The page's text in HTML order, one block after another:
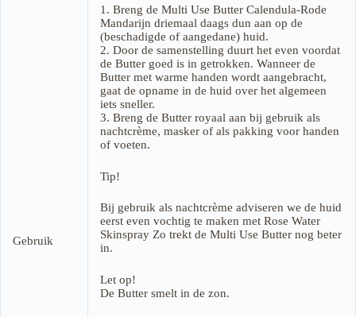
Gebruik
1. Breng de Multi Use Butter Calendula-Rode
Mandarijn driemaal daags dun aan op de
(beschadigde of aangedane) huid.
2. Door de samenstelling duurt het even voordat
de Butter goed is in getrokken. Wanneer de
Butter met warme handen wordt aangebracht,
gaat de opname in de huid over het algemeen
iets sneller.
3. Breng de Butter royaal aan bij gebruik als
nachtcrème, masker of als pakking voor handen
of voeten.
Tip!
Bij gebruik als nachtcrème adviseren we de huid
eerst even vochtig te maken met Rose Water
Skinspray Zo trekt de Multi Use Butter nog beter
in.
Let op!
De Butter smelt in de zon.